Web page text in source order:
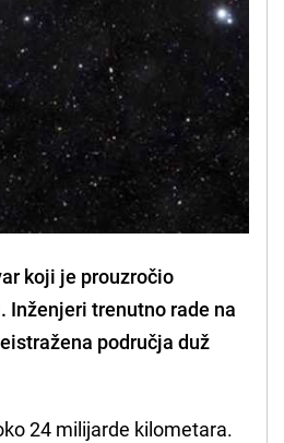
koji je prouzročio
trenutno rade na
područja duž
24 milijarde kilometara.